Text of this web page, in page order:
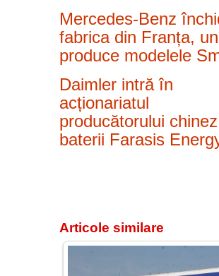
Mercedes-Benz
fabrica din Franța,
produce modelele
Daimler intră în
acționariatul
producătorului
baterii Farasis
Articole similare